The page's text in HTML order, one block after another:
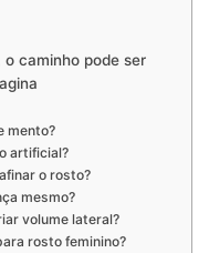
caminho pode ser
mento?
artificial?
o rosto?
mesmo?
volume lateral?
rosto feminino?